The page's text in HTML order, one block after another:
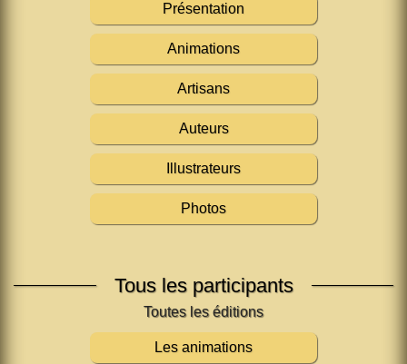
Présentation
Animations
Artisans
Auteurs
Illustrateurs
Photos
Tous les participants
Les animations